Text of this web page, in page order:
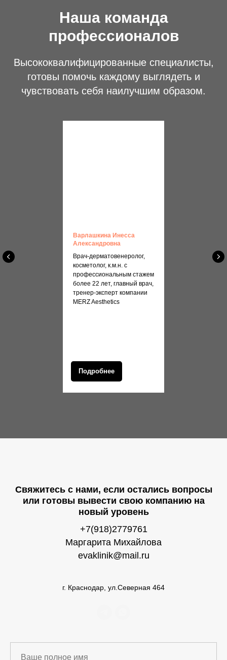
Наша команда
профессионалов
Высококвалифицированные специалисты,
готовы помочь каждому выглядеть и
чувствовать себя наилучшим образом.
Варлашкина Инесса
Александровна
Врач-дерматовенеролог,
косметолог, к.м.н. с
профессиональным стажем
более 22 лет, главный врач,
тренер-эксперт компании
MERZ Aesthetics
Подробнее
Свяжитесь с нами, если остались вопросы
или готовы вывести свою компанию на
новый уровень
+7(918)2779761
Маргарита Михайлова
evaklinik@mail.ru
г. Краснодар, ул.Северная 464